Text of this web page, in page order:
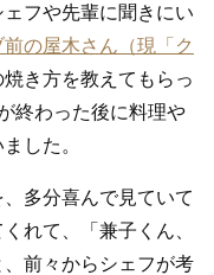
フや先輩に聞きにい
前の屋木さん（現「ク
き方を教えてもらっ
終わった後に料理や
した。
多分喜んで見ていて
れて、「兼子くん、
前々からシェフが考